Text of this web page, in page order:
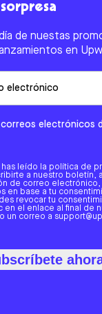
de nuestas
en
electrónicos
has leído la política de
a nuestro boletín,
de correo electrónico,
en base a tu
revocar tu
en el enlace al final de
un correo a